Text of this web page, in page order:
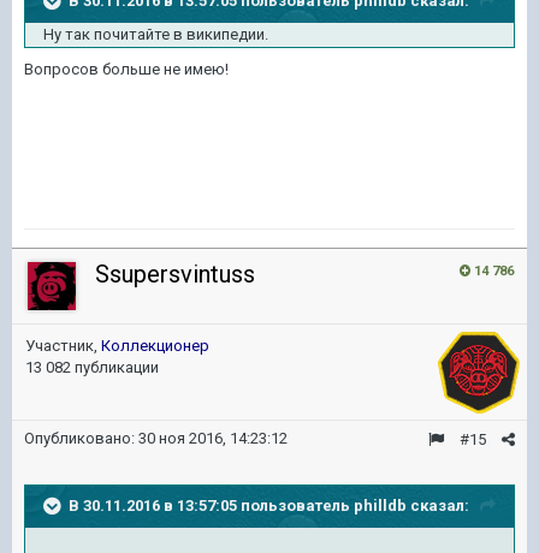
Ну так почитайте в википедии.
Вопросов больше не имею!
14 786
Ssupersvintuss
Участник, Коллекционер
13 082 публикации
#15
Опубликовано: 30 ноя 2016, 14:23:12
В 30.11.2016 в 13:57:05 пользователь philldb сказал: